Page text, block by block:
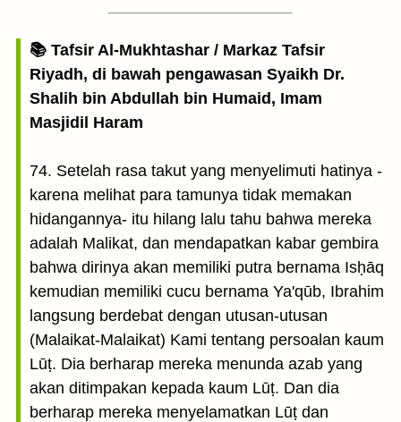
📚 Tafsir Al-Mukhtashar / Markaz Tafsir
Riyadh, di bawah pengawasan Syaikh Dr.
Shalih bin Abdullah bin Humaid, Imam
Masjidil Haram
74. Setelah rasa takut yang menyelimuti hatinya -
karena melihat para tamunya tidak memakan
hidangannya- itu hilang lalu tahu bahwa mereka
adalah Malikat, dan mendapatkan kabar gembira
bahwa dirinya akan memiliki putra bernama Isḥāq
kemudian memiliki cucu bernama Ya'qūb, Ibrahim
langsung berdebat dengan utusan-utusan
(Malaikat-Malaikat) Kami tentang persoalan kaum
Lūṭ. Dia berharap mereka menunda azab yang
akan ditimpakan kepada kaum Lūṭ. Dan dia
berharap mereka menyelamatkan Lūṭ dan